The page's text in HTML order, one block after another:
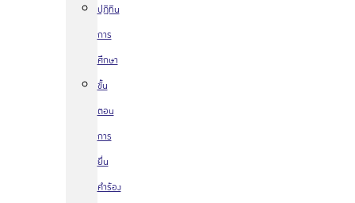
ปฏิทิน
การ
ศึกษา
ขั้น
ตอน
การ
ยื่น
คำร้อง